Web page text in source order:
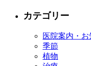
カテゴリー
医院案内・
季節
植物